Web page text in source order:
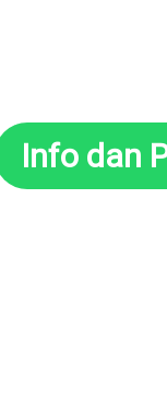
Info dan